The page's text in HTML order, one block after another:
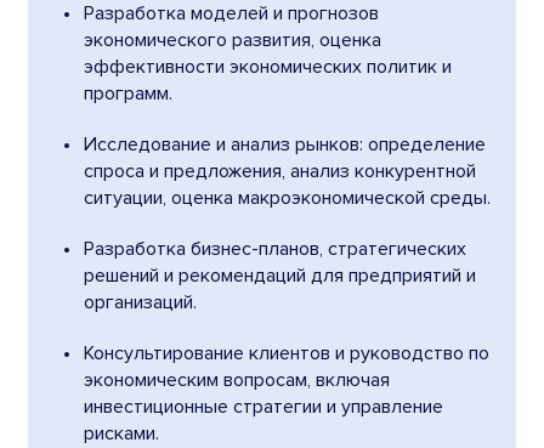
Разработка моделей и прогнозов
экономического развития, оценка
эффективности экономических политик и
программ.
Исследование и анализ рынков: определение
спроса и предложения, анализ конкурентной
ситуации, оценка макроэкономической среды.
Разработка бизнес-планов, стратегических
решений и рекомендаций для предприятий и
организаций.
Консультирование клиентов и руководство по
экономическим вопросам, включая
инвестиционные стратегии и управление
рисками.